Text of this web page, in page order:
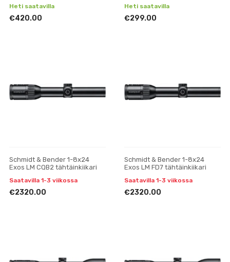
Heti saatavilla
€420.00
Heti saatavilla
€299.00
Schmidt & Bender 1-8x24
Exos LM CQB2 tähtäinkiikari
Saatavilla 1-3 viikossa
€2320.00
Schmidt & Bender 1-8x24
Exos LM FD7 tähtäinkiikari
Saatavilla 1-3 viikossa
€2320.00